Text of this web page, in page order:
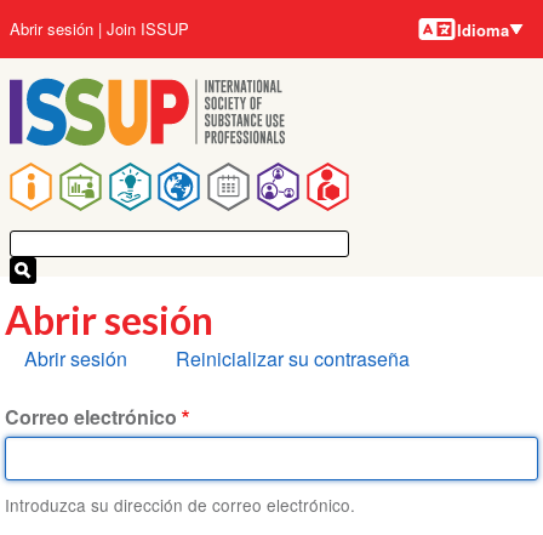
al
contenido
principal
Main
navigation
User
account
menu
Abrir sesión Join ISSUP Idiomas
Idioma
Abrir sesión
Solapas
Abrir sesión Reinicializar su contraseña
Correo electrónico
Introduzca su dirección de correo electrónico.